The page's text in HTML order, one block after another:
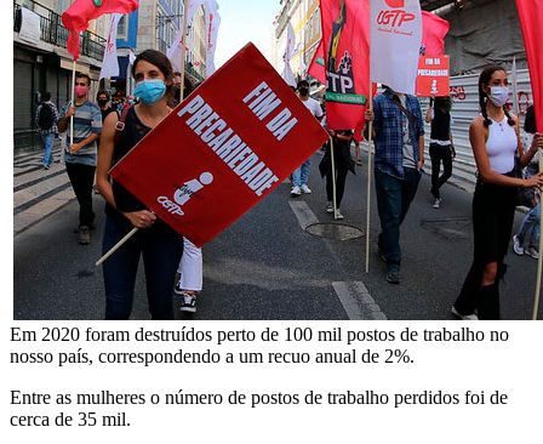
Em 2020 foram destruídos perto de 100 mil postos de trabalho no
nosso país, correspondendo a um recuo anual de 2%.
Entre as mulheres o número de postos de trabalho perdidos foi de
cerca de 35 mil.